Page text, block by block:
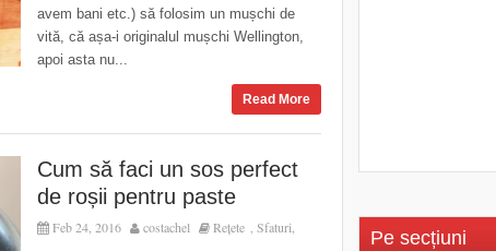
avem bani etc.) să folosim un mușchi de
vită, că așa-i originalul mușchi Wellington,
apoi asta nu...
Read More
Cum să faci un sos perfect
de roșii pentru paste
Feb 24, 2016 costachel Rețete , Sfaturi,
Pe secțiuni